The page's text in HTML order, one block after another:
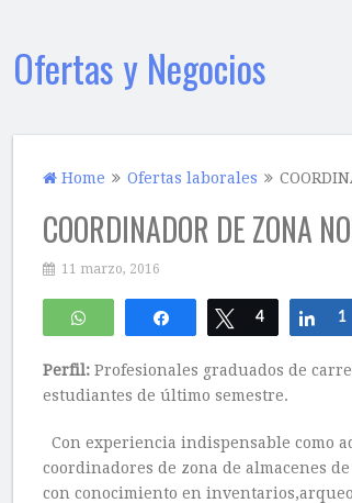
Ofertas y Negocios
Home Ofertas laborales
COORDINADOR DE ZONA
11 marzo, 2016
WhatsApp Compartir Twittear
4 1
Perfil: Profesionales graduados de
estudiantes de último semestre.
Con experiencia indispensable como
coordinadores de zona de almacenes
con conocimiento en